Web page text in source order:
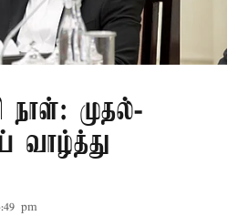
நாள்: முதல்-
வாழ்த்து
pm